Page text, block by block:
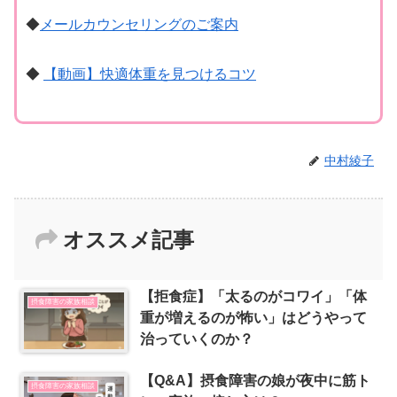
◆ メールカウンセリングのご案内
◆ 【動画】快適体重を見つけるコツ
中村綾子
オススメ記事
摂食障害の家族相談
【拒食症】「太るのがコワイ」「体
重が増えるのが怖い」はどうやって
治っていくのか？
摂食障害の家族相談
【Q&A】摂食障害の娘が夜中に筋ト